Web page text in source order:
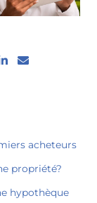
acheteurs
propriété?
hypothèque